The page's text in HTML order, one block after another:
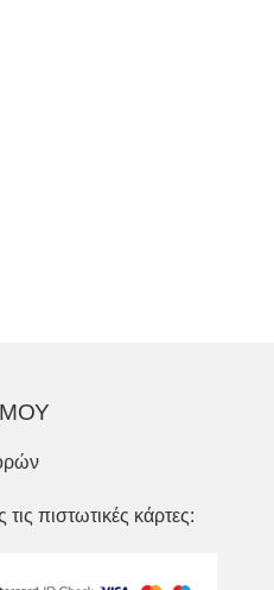
ΜΟΥ
πιστωτικές κάρτες: